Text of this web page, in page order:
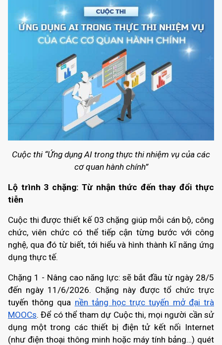
Cuộc thi “Ứng dụng AI trong thực thi nhiệm vụ của các
cơ quan hành chính”
Lộ trình 3 chặng: Từ nhận thức đến thay đổi thực
tiễn
Cuộc thi được thiết kế 03 chặng giúp mỗi cán bộ, công
chức, viên chức có thể tiếp cận từng bước với công
nghệ, qua đó từ biết, tới hiểu và hình thành kĩ năng ứng
dụng thực tế.
Chặng 1 - Nâng cao năng lực: sẽ bắt đầu từ ngày 28/5
đến ngày 11/6/2026. Chặng này được tổ chức trực
tuyến thông qua nền tảng học trực tuyến mở đại trà
MOOCs. Để có thể tham dự Cuộc thi, mọi người cần sử
dụng một trong các thiết bị điện tử kết nối Internet
(như điện thoại thông minh hoặc máy tính bảng…) quét